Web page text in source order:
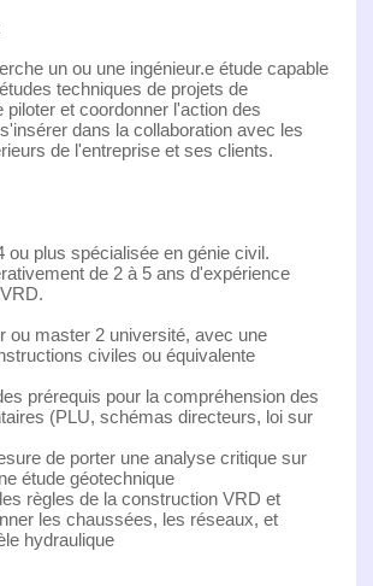
un ou une ingénieur.e étude capable
techniques de projets de
piloter et coordonner l'action des
dans la collaboration avec les
de l'entreprise et ses clients.
ou plus spécialisée en génie civil.
de 2 à 5 ans d'expérience
ou master 2 université, avec une
civiles ou équivalente
prérequis pour la compréhension des
(PLU, schémas directeurs, loi sur
de porter une analyse critique sur
étude géotechnique
règles de la construction VRD et
les chaussées, les réseaux, et
hydraulique